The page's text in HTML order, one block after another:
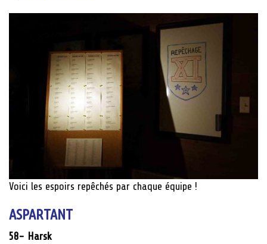
Voici les espoirs repêchés par chaque équipe !
ASPARTANT
58- Harsk